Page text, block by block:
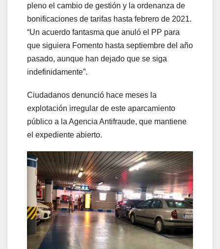
pleno el cambio de gestión y la ordenanza de
bonificaciones de tarifas hasta febrero de 2021.
“Un acuerdo fantasma que anuló el PP para
que siguiera Fomento hasta septiembre del año
pasado, aunque han dejado que se siga
indefinidamente”.
Ciudadanos denunció hace meses la
explotación irregular de este aparcamiento
público a la Agencia Antifraude, que mantiene
el expediente abierto.